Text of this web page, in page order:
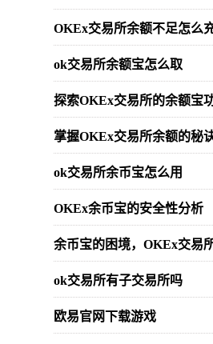
OKEx交易所余额不足怎么
ok交易所余额宝怎么取
探索OKEx交易所的余额宝
掌握OKEx交易所余额的秘
ok交易所余币宝怎么用
OKEx余币宝的安全性分析
余币宝的困境，OKEx交易
ok交易所有子交易所吗
欧易官网下载游戏